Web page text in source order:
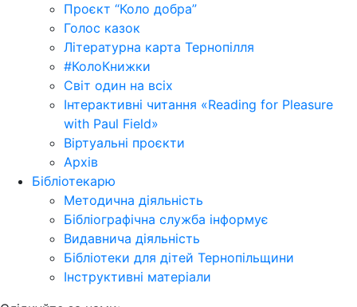
Проєкт “Коло добра”
Голос казок
Літературна карта Тернопілля
#КолоКнижки
Світ один на всіх
Інтерактивні читання «Reading for Pleasure
with Paul Field»
Віртуальні проєкти
Архів
Бібліотекарю
Методична діяльність
Бібліографічна служба інформує
Видавнича діяльність
Бібліотеки для дітей Тернопільщини
Інструктивні матеріали